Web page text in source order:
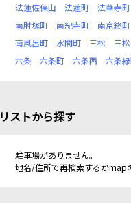
法蓮佐保山
法蓮町 法華寺町
南肘塚町
南紀寺町 南京終町
南風呂町
水間町 三松 三
六条
六条町 六条西 六条
リストから探す
駐車場がありません。
地名/住所で再検索するかmap